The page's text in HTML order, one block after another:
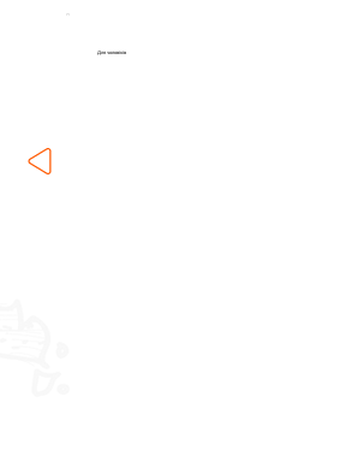
Для чоловіків